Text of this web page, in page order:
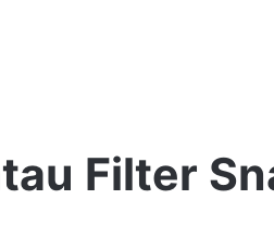
Filter